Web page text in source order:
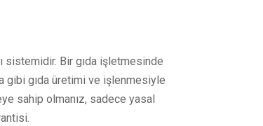
sistemidir. Bir gıda işletmesinde
gibi gıda üretimi ve işlenmesiyle
sahip olmanız, sadece yasal